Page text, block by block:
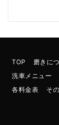
シ
ョ
ン
TOP 磨きに
洗車メニュー
各料金表
そ